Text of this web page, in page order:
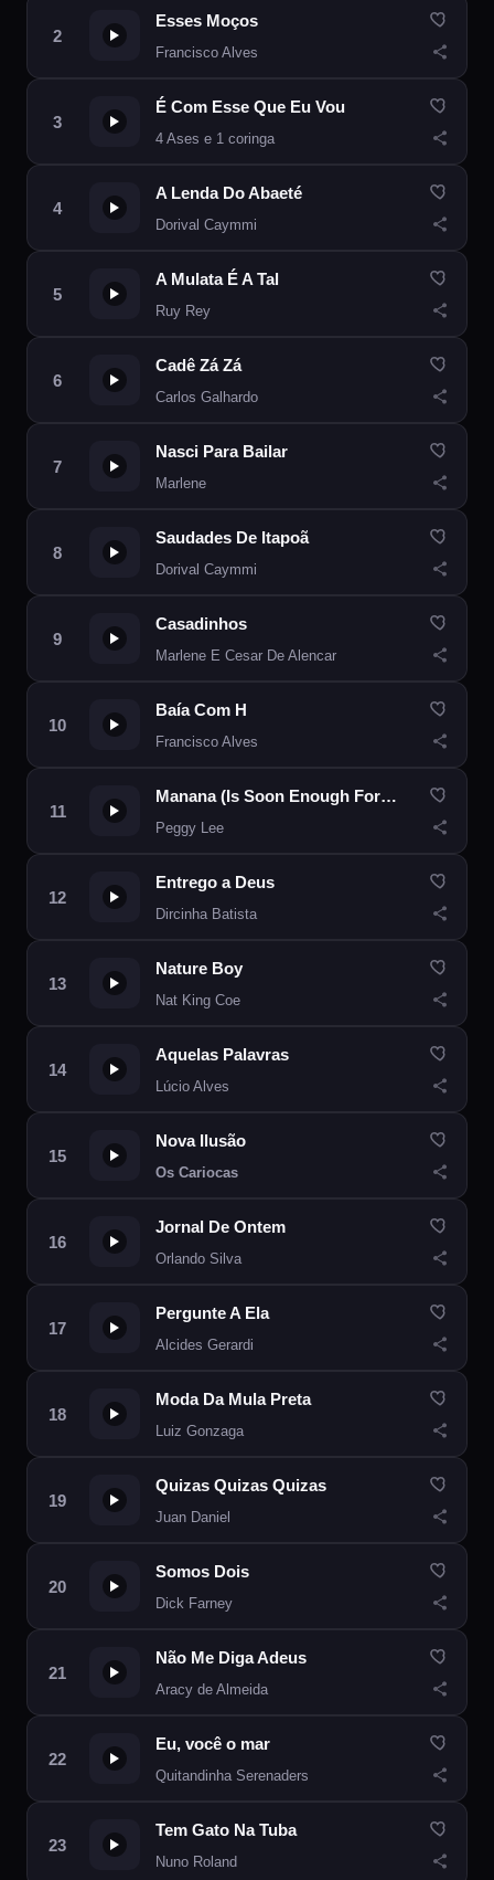
Esses Moços
Francisco Alves
É Com Esse Que Eu Vou
4 Ases e 1 coringa
A Lenda Do Abaeté
Dorival Caymmi
A Mulata É A Tal
Ruy Rey
Cadê Zá Zá
Carlos Galhardo
Nasci Para Bailar
Marlene
Saudades De Itapoã
Dorival Caymmi
Casadinhos
Marlene E Cesar De Alencar
Baía Com H
Francisco Alves
Manana (Is Soon Enough For Me)
Peggy Lee
Entrego a Deus
Dircinha Batista
Nature Boy
Nat King Coe
Aquelas Palavras
Lúcio Alves
Nova Ilusão
Os Cariocas
Jornal De Ontem
Orlando Silva
Pergunte A Ela
Alcides Gerardi
Moda Da Mula Preta
Luiz Gonzaga
Quizas Quizas Quizas
Juan Daniel
Somos Dois
Dick Farney
Não Me Diga Adeus
Aracy de Almeida
Eu, você o mar
Quitandinha Serenaders
Tem Gato Na Tuba
Nuno Roland